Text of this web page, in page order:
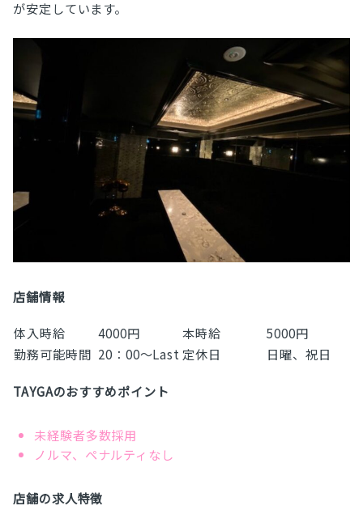
が安定しています。
店舗情報
体入時給 4000円 本時給
5000円
勤務可能時間 20：00～Last 定休日 日曜、祝日
TAYGAのおすすめポイント
未経験者多数採用
ノルマ、ペナルティなし
店舗の求人特徴